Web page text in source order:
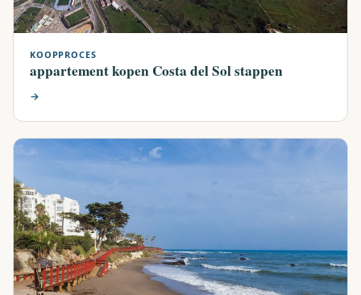
KOOPPROCES
appartement kopen Costa del Sol stappen
→